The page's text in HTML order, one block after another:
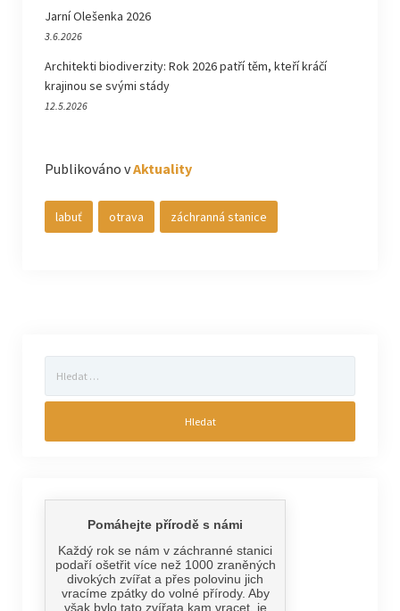
Jarní Olešenka 2026
3.6.2026
Architekti biodiverzity: Rok 2026 patří těm, kteří kráčí
krajinou se svými stády
12.5.2026
Publikováno vAktuality
labuť otrava záchranná stanice